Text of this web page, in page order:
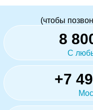
(чтобы
8
С
+7